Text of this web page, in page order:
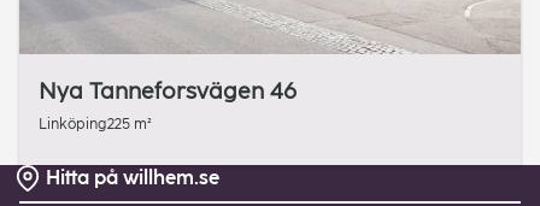
Nya Tanneforsvägen 46
Linköping225 m²
Sidfot
Hitta på willhem.se